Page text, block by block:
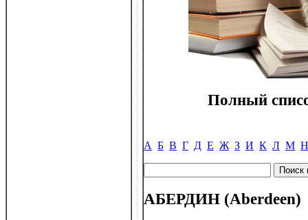
Полный
А Б В Г Д Е Ж З И К Л М Н
АБЕРДИН (Aberdeen)